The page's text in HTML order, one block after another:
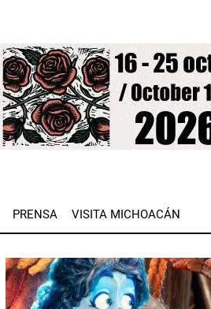
PRENSA VISITA MICHOACÁN